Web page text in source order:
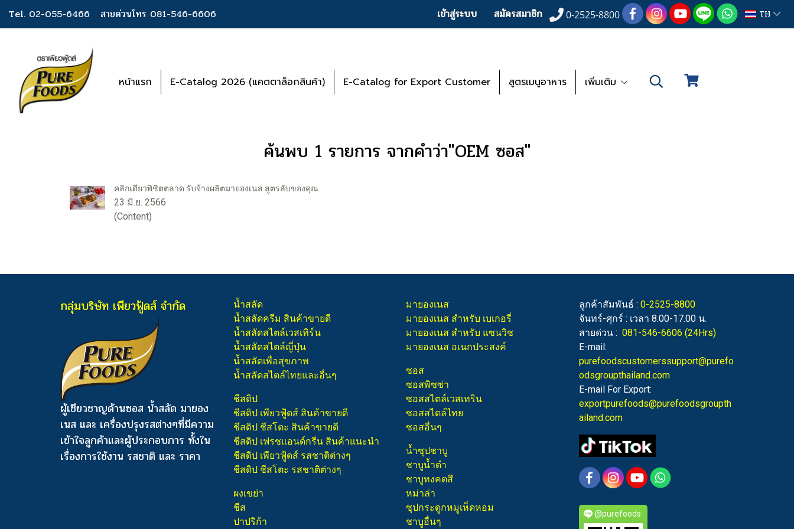
Tel. 02-055-6466 สายด่วนโทร 081-546-6606 เข้าสู่ระบบ สมัครสมาชิก 0-2525-8800 TH
หน้าแรก E-Catalog 2026 (แคตตาล็อกสินค้า) E-Catalog for Export Customer สูตรเมนูอาหาร เพิ่มเติม
ค้นพบ 1 รายการ จากคำว่า"OEM ซอส"
คลิกเดียวพิชิตตลาด รับจ้างผลิตมายองเนส สูตรลับของคุณ
23 มิ.ย. 2566
(Content)
กลุ่มบริษัท เพียวฟู้ดส์ จำกัด
ผู้เชียวชาญด้านซอส น้ำสลัด มายอง
เนส และ เครื่องปรุงรสต่างๆที่มีความ
เข้าใจลูกค้าและผู้ประกอบการ ทั้งใน
เรื่องการใช้งาน รสชาติ และ ราคา
น้ำสลัด
น้ำสลัดครีม สินค้าขายดี
น้ำสลัดสไตล์เวสเทิร์น
น้ำสลัดสไตล์ญี่ปุ่น
น้ำสลัดเพื่อสุขภาพ
น้ำสลัดสไตล์ไทยและอื่นๆ
ชีสดิป
ชีสดิป เพียวฟู้ดส์ สินค้าขายดี
ชีสดิป ชีสโตะ สินค้าขายดี
ชีสดิป เฟรชแอนด์กรีน สินค้าแนะนำ
ชีสดิป เพียวฟู้ดส์ รสชาติต่างๆ
ชีสดิป ชีสโตะ รสชาติต่างๆ
ผงเขย่า
ชีส
ปาปริก้า
มายองเนส
มายองเนส สำหรับ เบเกอรี่
มายองเนส สำหรับ แซนวิช
มายองเนส อเนกประสงค์
ซอส
ซอสพิซซ่า
ซอสสไตล์เวสเทริน
ซอสสไตล์ไทย
ซอสอื่นๆ
น้ำซุปชาบู
ชาบูน้ำดำ
ชาบูทงคตสึ
หม่าล่า
ซุปกระดูกหมูเห็ดหอม
ชาบูอื่นๆ
ลูกค้าสัมพันธ์ : 0-2525-8800
จันทร์-ศุกร์ : เวลา 8.00-17.00 น.
สายด่วน : 081-546-6606 (24Hrs)
E-mail:
purefoodscustomerssupport@purefo
odsgroupthailand.com
E-mail For Export:
exportpurefoods@purefoodsgroupth
ailand.com
@purefoods